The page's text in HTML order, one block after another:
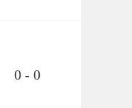
0 - 0